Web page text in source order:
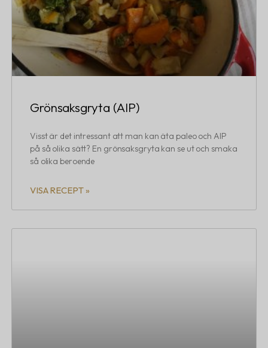
Grönsaksgryta (AIP)
Visst är det intressant att man kan äta paleo och AIP
på så olika sätt? En grönsaksgryta kan se ut och smaka
så olika beroende
VISA RECEPT »